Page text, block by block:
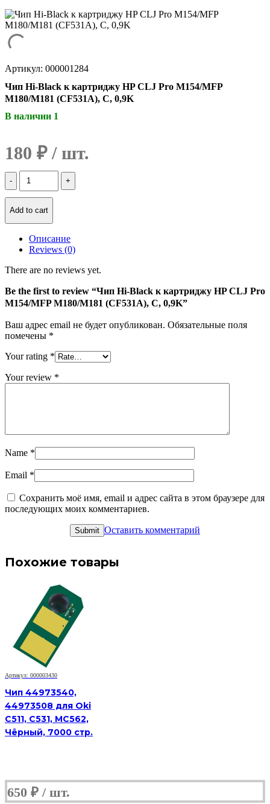
Артикул: 000001284
Чип Hi-Black к картриджу HP CLJ Pro M154/MFP
M180/M181 (CF531A), C, 0,9K
В наличии 1
180 ₽
Количество
Чип
Hi-
Black
CLJ
M154/MFP
(CF531A),
C,
Add to cart
Описание
Reviews (0)
There are no reviews yet.
Be the first to review “Чип Hi-Black к картриджу HP CLJ Pro
M154/MFP M180/M181 (CF531A), C, 0,9K”
Ваш адрес email не будет опубликован. Обязательные поля
помечены *
Your rating *
Your review *
Name *
Email *
Сохранить моё имя, email и адрес сайта в этом браузере для
последующих моих комментариев.
Оставить комментарий
Похожие товары
Артикул: 000003430
Чип 44973540,
44973508 для Oki
C511, C531, MC562,
Чёрный, 7000 стр.
650 ₽